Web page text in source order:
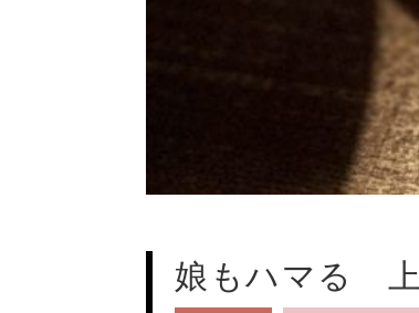
娘もハマる